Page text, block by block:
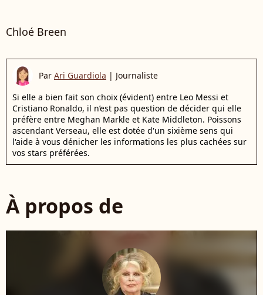
Chloé Breen
Par Ari Guardiola | Journaliste
Si elle a bien fait son choix (évident) entre Leo Messi et
Cristiano Ronaldo, il n’est pas question de décider qui elle
préfère entre Meghan Markle et Kate Middleton. Poissons
ascendant Verseau, elle est dotée d'un sixième sens qui
l'aide à vous dénicher les informations les plus cachées sur
vos stars préférées.
À propos de